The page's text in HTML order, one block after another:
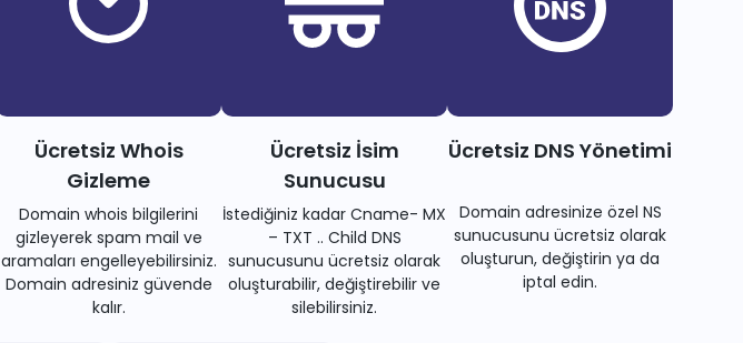
Ücretsiz Whois
Gizleme
Domain whois bilgilerini
gizleyerek spam mail ve
aramaları engelleyebilirsiniz.
Domain adresiniz güvende
kalır.
Ücretsiz İsim
Sunucusu
İstediğiniz kadar Cname- MX
– TXT .. Child DNS
sunucusunu ücretsiz olarak
oluşturabilir, değiştirebilir ve
silebilirsiniz.
Ücretsiz DNS Yönetimi
Domain adresinize özel NS
sunucusunu ücretsiz olarak
oluşturun, değiştirin ya da
iptal edin.